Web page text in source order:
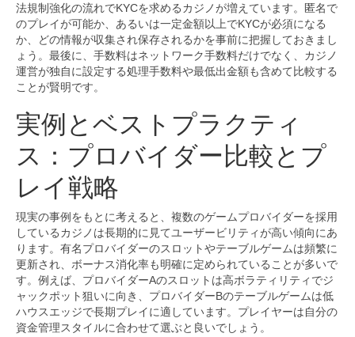
法規制強化の流れでKYCを求めるカジノが増えています。匿名で
のプレイが可能か、あるいは一定金額以上でKYCが必須になる
か、どの情報が収集され保存されるかを事前に把握しておきまし
ょう。最後に、手数料はネットワーク手数料だけでなく、カジノ
運営が独自に設定する処理手数料や最低出金額も含めて比較する
ことが賢明です。
実例とベストプラクティ
ス：プロバイダー比較とプ
レイ戦略
現実の事例をもとに考えると、複数のゲームプロバイダーを採用
しているカジノは長期的に見てユーザービリティが高い傾向にあ
ります。有名プロバイダーのスロットやテーブルゲームは頻繁に
更新され、ボーナス消化率も明確に定められていることが多いで
す。例えば、プロバイダーAのスロットは高ボラティリティでジ
ャックポット狙いに向き、プロバイダーBのテーブルゲームは低
ハウスエッジで長期プレイに適しています。プレイヤーは自分の
資金管理スタイルに合わせて選ぶと良いでしょう。